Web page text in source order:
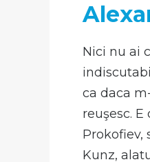
Nici nu ai
ca daca
reuşesc.
Prokofiev,
Kunz,